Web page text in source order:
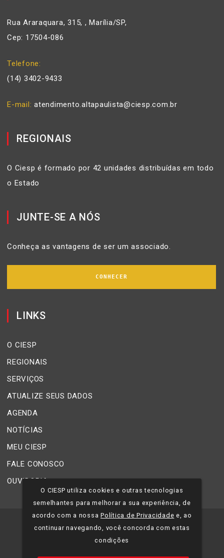
Rua Araraquara, 315, , Marília/SP,
Cep: 17504-086
Telefone
(14) 3402-9433
E-mail atendimento.altapaulista@ciesp.com.br
REGIONAIS
O Ciesp é formado por 42 unidades distribuídas em todo
o Estado
JUNTE-SE A NÓS
Conheça as vantagens de ser um associado.
CONHECER
LINKS
O CIESP
REGIONAIS
SERVIÇOS
ATUALIZE SEUS DADOS
AGENDA
NOTÍCIAS
MEU CIESP
FALE CONOSCO
OUVIDORIA
2026 CIESP - Todos os direitos reservados.
Política de Privacidade
O CIESP utiliza cookies e outras tecnologias
semelhantes para melhorar a sua experiência, de
acordo com a nossaPolítica de Privacidade e, ao
continuar navegando, você concorda com estas
condições